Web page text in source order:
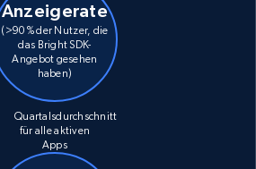
Anzeigerate
(>90 % der Nutzer, die
das Bright SDK-
Angebot gesehen
haben)
Quartalsdurchschnitt
für alle aktiven
Apps